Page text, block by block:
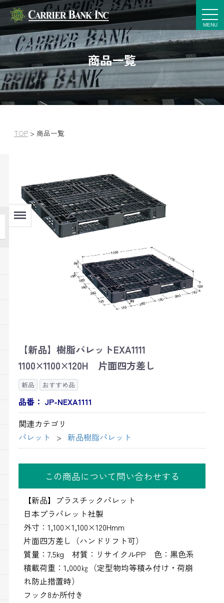
t
o
g
g
l
n
v
g
t
商品一覧
TOP > 商品一覧
Menu
【新品】樹脂パレットEXA1111
1100×1100×120H 片面四方差し
新品 おすすめ品
品番： JP-NEXA1111
関連カテゴリ
パレット
新品樹脂パレット
この商品について問い合わせする
【新品】プラスチックパレット
日本プラパレット社製
外寸：1,100×1,100×120Hmm
片面四方差し（ハンドリフト可）
質量：7.5kg 材質：リサイクルPP 色：黒色系
積載荷重：1,000㎏（定型物均等積み付け・荷崩
れ防止措置時）
フック8か所付き